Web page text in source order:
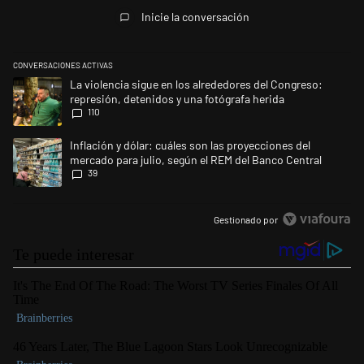
Inicie la conversación
CONVERSACIONES ACTIVAS
Este listado muestra los artículos con más comentarios en los últimos
Un artículo de tendencia con el título "La violencia sigue en los
La violencia sigue en los alrededores del Congreso:
represión, detenidos y una fotógrafa herida
110
Un artículo de tendencia con el título "Inflación y dólar: cuáles son las
Inflación y dólar: cuáles son las proyecciones del
mercado para julio, según el REM del Banco Central
39
Gestionado por